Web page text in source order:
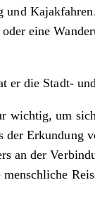
und
eine
die Stadt-
wichtig, um
Erkundung
an der